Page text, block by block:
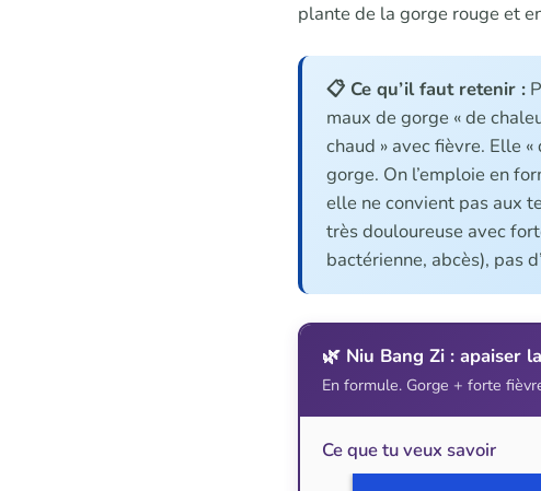
plante de la gorge rouge et
📋 Ce qu’il faut retenir :
maux de gorge « de
chaud » avec fièvre. Elle
gorge. On l’emploie en
elle ne convient pas aux
très douloureuse avec
bactérienne, abcès), pas
🌿 Niu Bang Zi : apaiser
En formule. Gorge + forte
Ce que tu veux savoir